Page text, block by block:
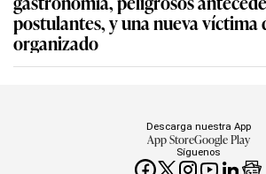
postulantes, y una nueva víctima
organizado
Síguenos
Descarga nuestra App
App StoreGoogle Play